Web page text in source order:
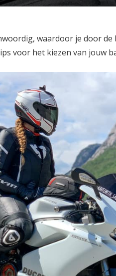
waardoor je door
voor het kiezen van jouw